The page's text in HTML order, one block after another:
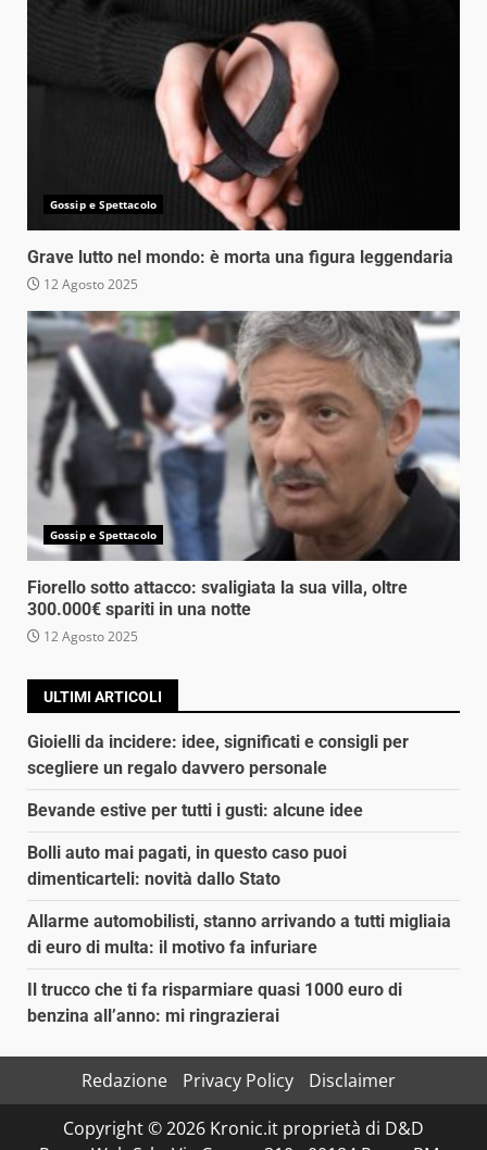
Gossip e Spettacolo
Grave lutto nel mondo: è morta una figura leggendaria
12 Agosto 2025
Gossip e Spettacolo
Fiorello sotto attacco: svaligiata la sua villa, oltre
300.000€ spariti in una notte
12 Agosto 2025
ULTIMI ARTICOLI
Gioielli da incidere: idee, significati e consigli per
scegliere un regalo davvero personale
Bevande estive per tutti i gusti: alcune idee
Bolli auto mai pagati, in questo caso puoi
dimenticarteli: novità dallo Stato
Allarme automobilisti, stanno arrivando a tutti migliaia
di euro di multa: il motivo fa infuriare
Il trucco che ti fa risparmiare quasi 1000 euro di
benzina all’anno: mi ringrazierai
Redazione Privacy Policy
Disclaimer
Copyright © 2026 Kronic.it proprietà di D&D